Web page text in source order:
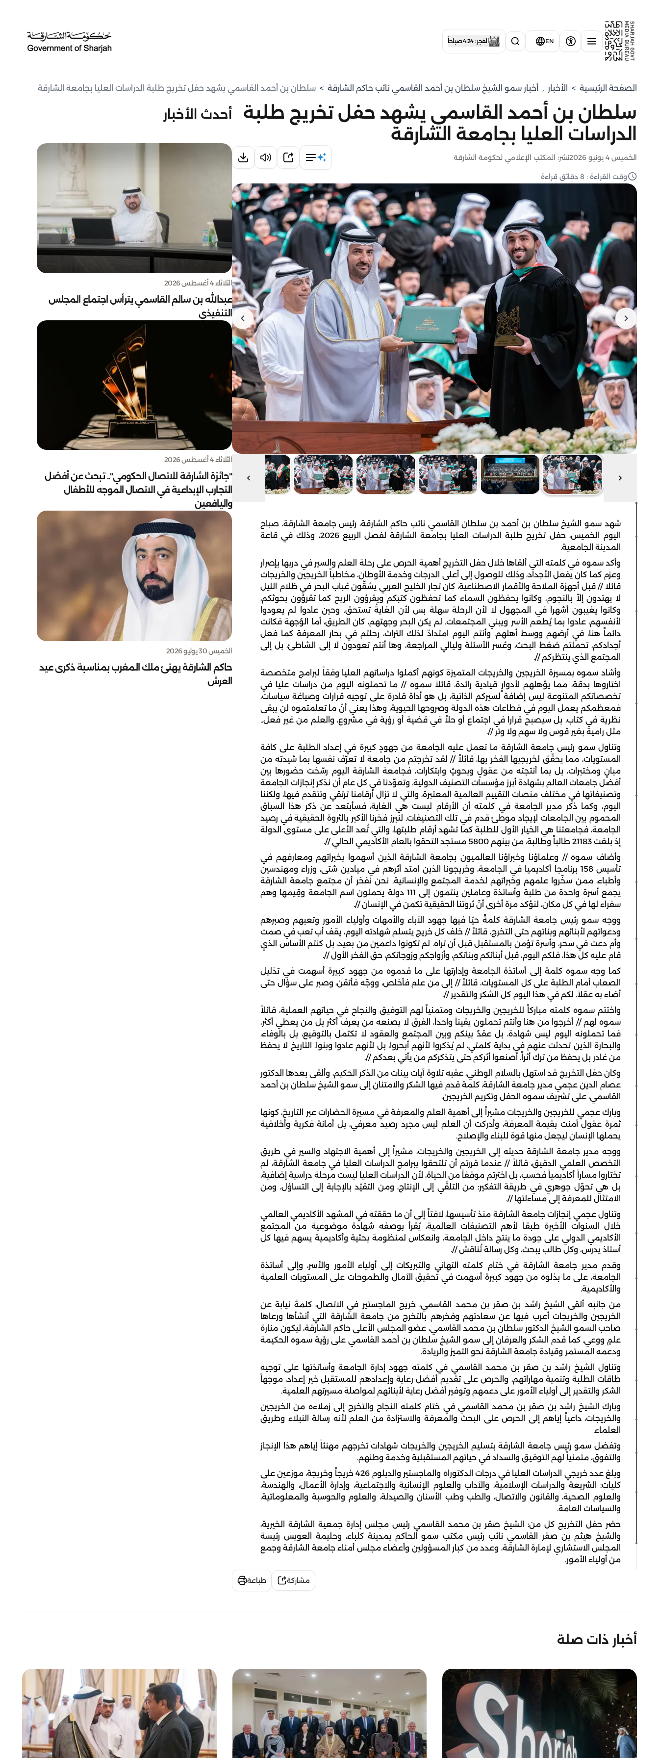
EN الفجر : 4:24 صباحاً
الصفحة الرئيسية > الأخبار , ⁠أخبار سمو الشيخ سلطان بن أحمد القاسمي نائب حاكم الشارقة > سلطان بن أحمد القاسمي يشهد حفل تخريج طلبة الدراسات العليا بجامعة الشارقة
سلطان بن أحمد القاسمي يشهد حفل تخريج طلبة
الدراسات العليا بجامعة الشارقة
الخميس 4 يونيو 2026 نشر: المكتب الإعلامي لحكومة الشارقة
وقت القراءة : 8 دقائق قراءة
شهد سمو الشيخ سلطان بن أحمد بن سلطان القاسمي نائب حاكم الشارقة، رئيس جامعة الشارقة، صباح
اليوم الخميس، حفل تخريج طلبة الدراسات العليا بجامعة الشارقة لفصل الربيع 2026، وذلك في قاعة
المدينة الجامعية.
وأكد سموه في كلمته التي ألقاها خلال حفل التخريج أهمية الحرص على رحلة العلم والسير في دربها بإصرار
وعزم كما كان يفعل الأجداد، وذلك للوصول إلى أعلى الدرجات وخدمة الأوطان، مخاطباً الخريجين والخريجات
قائلاً // قبل أجهزة الملاحة والأقمار الاصطناعية، كان تجار الخليج العربي يشقّون عُباب البحر في ظلام الليل
لا يهتدون إلاّ بالنجوم، وكانوا يحفظون السماء كما تحفظون كتبكم ويقرؤون الريح كما تقرؤون بحوثكم،
وكانوا يغيبون أشهراً في المجهول لا لأن الرحلة سهلة بس لأن الغايةُ تستحق. وحين عادوا لم يعودوا
لأنفسهم، عادوا بما يُطعم الأسر ويبني المجتمعات. لم يكن البحر وجهتهم، كان الطريق، أما الوُجهة فكانت
دائماً هنا، في أرضهم ووسط أهلهم. وأنتم اليوم امتدادٌ لذلك التراث، رحلتم في بحار المعرفة كما فعل
أجدادكم، تحملتم ضغط البحث، وعُسر الأسئلة وليالي المراجعة، وها أنتم تعودون لا إلى الشاطئ، بل إلى
المجتمع الذي ينتظركم //.
وأشاد سموه بمسيرة الخريجين والخريجات المتميزة كونهم أكملوا دراساتهم العليا وفقاً لبرامج متخصصة
اختاروها بدقة، مما يؤهلهم لأدوارٍ قيادية رائدة، قائلاً سموه // ما تحملونه اليوم من دراسات عليا في
تخصصاتكم المتنوعة ليس إضافة لسيركم الذاتية، بل هو أداة قادرة على توجيه قرارات وصياغة سياسات،
فمعظمكم يعمل اليوم في قطاعات هذه الدولة وصروحها الحيوية، وهذا يعني أنّ ما تعلمتموه لن يبقى
نظرية في كتاب، بل سيصبح قراراً في اجتماع أو حلاً في قضية أو رؤية في مشروع، والعلم من غير فعل..
مثل رامية بغير قوس ولا سهم ولا وتر //.
وتناول سمو رئيس جامعة الشارقة ما تعمل عليه الجامعة من جهودٍ كبيرة في إعداد الطلبة على كافة
المستويات، مما يحقّق لخريجيها الفخر بها، قائلاً // لقد تخرجتم من جامعة لا تعرّف نفسها بما شيدته من
مبانٍ ومختبرات، بل بما أنتجته من عقولٍ وبحوثٍ وابتكارات، فجامعة الشارقة اليوم رسّخت حضورها بين
أفضل جامعات العالم بشهادة أبرز مؤسسات التصنيف الدولية. وتعوّدنا في كل عام أن نذكر إنجازات الجامعة
وتصنيفاتها في مختلف منصات التقييم العالمية المعتبرة، والتي لا تزال أرقامنا ترتقي وتتقدم فيها، ولكننا
اليوم، وكما ذكر مدير الجامعة في كلمته أن الأرقام ليست هي الغاية، فسأبتعد عن ذكر هذا السباق
المحموم بين الجامعات لإيجاد موطئ قدم في تلك التصنيفات. لنبرز فخرنا الأكبر بالثروة الحقيقية في رصيد
الجامعة، فجامعتنا هي الخيار الأول للطلبة كما تشهد أرقام طلبتها، والتي تُعد الأعلى على مستوى الدولة
إذ بلغت 21183 طالباً وطالبة، من بينهم 5800 مستجد التحقوا بالعام الأكاديمي الحالي //.
وأضاف سموه // وعلماؤنا وخبراؤنا العالميون بجامعة الشارقة الذين أسهموا بخبراتهم ومعارفهم في
تأسيس 158 برنامجاً أكاديميا في الجامعة، وخريجونا الذين امتد أثرهم في ميادين شتى، وزراء ومهندسين
وأطباء، ممن سخّروا علمهم وخبراتهم لخدمة المجتمع والإنسانية. نحن نفخر أن مجتمع جامعة الشارقة
يجمع أسرة واحدة من طلبة وأساتذة وعاملين ينتمون إلى 111 دولة يحملون اسم الجامعة وقِيمها وهم
سفراء لها في كل مكان، لنؤكد مرة أخرى أنّ ثروتنا الحقيقية تكمن في الإنسان //.
ووجه سمو رئيس جامعة الشارقة كلمةً حيّا فيها جهود الآباء والأمهات وأولياء الأمور وتعبهم وصبرهم
ودعواتهم لأبنائهم وبناتهم حتى التخرج، قائلاً // خلف كل خريج يتسلم شهادته اليوم، يقف أب تعب في صمت
وأم دعت في سحر، وأسرة تؤمن بالمستقبل قبل أن تراه. لم تكونوا داعمين من بعيد، بل كنتم الأساس الذي
قام عليه كل هذا، فلكم اليوم، قبل أبنائكم وبناتكم، وأزواجكم وزوجاتكم، حق الفخر الأول //.
كما وجه سموه كلمة إلى أساتذة الجامعة وإدارتها على ما قدموه من جهود كبيرة أسهمت في تذليل
الصعاب أمام الطلبة على كل المستويات، قائلاً // إلى من علم فأخلص، ووجّه فأتقن، وصبر على سؤال حتى
أضاء به عقلاً. لكم في هذا اليوم كل الشكر والتقدير //.
واختتم سموه كلمته مباركاً للخريجين والخريجات ومتمنياً لهم التوفيق والنجاح في حياتهم العملية، قائلاً
سموه لهم // أخرجوا من هنا وأنتم تحملون يقيناً واحداً، الفرق لا يصنعه من يعرف أكثر بل من يعطي أكثر،
فما تحملونه اليوم ليس شهادة، بل عقدٌ بينكم وبين المجتمع والعقود لا تكتمل بالتوقيع، بل بالوفاء،
والبحارة الذين تحدثت عنهم في بداية كلمتي، لم يُذكروا لأنهم أبحروا، بل لأنهم عادوا وبنوا. التاريخ لا يحفظ
من غادر بل يحفظ من ترك أثراً. أصنعوا أثركم حتى يتذكركم من يأتي بعدكم //.
وكان حفل التخريج قد استهل بالسلام الوطني، عقبه تلاوة آيات بينات من الذكر الحكيم، وألقى بعدها الدكتور
عصام الدين عجمي مدير جامعة الشارقة، كلمة قدم فيها الشكر والامتنان إلى سمو الشيخ سلطان بن أحمد
القاسمي، على تشريف سموه الحفل وتكريم الخريجين.
وبارك عجمي للخريجين والخريجات مشيراً إلى أهمية العلم والمعرفة في مسيرة الحضارات عبر التاريخ، كونها
ثمرة عقول آمنت بقيمة المعرفة، وأدركت أن العلم ليس مجرد رصيد معرفي، بل أمانة فكرية وأخلاقية
يحملها الإنسان ليجعل منها قوة للبناء والإصلاح.
ووجه مدير جامعة الشارقة حديثه إلى الخريجين والخريجات، مشيراً إلى أهمية الاجتهاد والسير في طريق
التخصص العلمي الدقيق، قائلاً // عندما قررتم أن تلتحقوا ببرامج الدراسات العليا في جامعة الشارقة، لم
تختاروا مساراً أكاديمياً فحسب، بل اخترتم موقفاً من الحياة، لأن الدراسات العليا ليست مرحلة دراسية إضافية،
بل هي تحوّل جوهري في طريقة التفكير: من التلقّي إلى الإنتاج، ومن التقيّد بالإجابة إلى التساؤل، ومن
الامتثال للمعرفة إلى مساءلتها //.
وتناول عجمي إنجازات جامعة الشارقة منذ تأسيسها، لافتاً إلى أن ما حققته في المشهد الأكاديمي العالمي
خلال السنوات الأخيرة طبقا لأهم التصنيفات العالمية، يُقرأ بوصفه شهادة موضوعية من المجتمع
الأكاديمي الدولي على جودة ما ينتج داخل الجامعة، وانعكاس لمنظومة بحثية وأكاديمية يسهم فيها كل
أستاذ يدرس، وكل طالب يبحث، وكل رسالة تُناقش //.
وقدم مدير جامعة الشارقة في ختام كلمته التهاني والتبريكات إلى أولياء الأمور والأسر، وإلى أساتذة
الجامعة، على ما بذلوه من جهود كبيرة أسهمت في تحقيق الآمال والطموحات على المستويات العلمية
والأكاديمية.
من جانبه ألقى الشيخ راشد بن صقر بن محمد القاسمي، خريج الماجستير في الاتصال، كلمةً نيابة عن
الخريجين والخريجات أعرب فيها عن سعادتهم وفخرهم بالتخرج من جامعة الشارقة التي أنشأها ورعاها
صاحب السمو الشيخ الدكتور سلطان بن محمد القاسمي، عضو المجلس الأعلى حاكم الشارقة، ليكون منارة
علمٍ ووعي. كما قدم الشكر والعرفان إلى سمو الشيخ سلطان بن أحمد القاسمي على رؤية سموه الحكيمة
ودعمه المستمر وقيادة جامعة الشارقة نحو التميز والريادة.
وتناول الشيخ راشد بن صقر بن محمد القاسمي في كلمته جهود إدارة الجامعة وأساتذتها على توجيه
طاقات الطلبة وتنمية مهاراتهم، والحرص على تقديم أفضل رعاية وإعدادهم للمستقبل خير إعداد، موجهاً
الشكر والتقدير إلى أولياء الأمور على دعمهم وتوفير أفضل رعاية لأبنائهم لمواصلة مسيرتهم العلمية.
وبارك الشيخ راشد بن صقر بن محمد القاسمي في ختام كلمته النجاح والتخرج إلى زملاءه من الخريجين
والخريجات، داعياً إياهم إلى الحرص على البحث والمعرفة والاستزادة من العلم لأنه رسالة النبلاء وطريق
العلماء.
وتفضل سمو رئيس جامعة الشارقة بتسليم الخريجين والخريجات شهادات تخرجهم مهنئاً إياهم هذا الإنجاز
والتفوق، متمنياً لهم التوفيق والسداد في حياتهم المستقبلية وخدمة وطنهم.
وبلغ عدد خريجي الدراسات العليا في درجات الدكتوراه والماجستير والدبلوم 426 خريجاً وخريجة، موزعين على
كليات: الشريعة والدراسات الإسلامية، والآداب والعلوم الإنسانية والاجتماعية، وإدارة الأعمال، والهندسة،
والعلوم الصحية، والقانون والاتصال، والطب وطب الأسنان والصيدلة، والعلوم والحوسبة والمعلوماتية،
والسياسات العامة.
حضر حفل التخريج كل من: الشيخ صقر بن محمد القاسمي رئيس مجلس إدارة جمعية الشارقة الخيرية،
والشيخ هيثم بن صقر القاسمي نائب رئيس مكتب سمو الحاكم بمدينة كلباء، وحليمة العويس رئيسة
المجلس الاستشاري لإمارة الشارقة، وعدد من كبار المسؤولين وأعضاء مجلس أمناء جامعة الشارقة وجمع
من أولياء الأمور.
مشاركة طباعة
أحدث الأخبار
الثلاثاء 4 أغسطس 2026
عبدالله بن سالم القاسمي يترأس اجتماع المجلس
التنفيذي
الثلاثاء 4 أغسطس 2026
"جائزة الشارقة للاتصال الحكومي".. تبحث عن أفضل
التجارب الإبداعية في الاتصال الموجه للأطفال
واليافعين
الخميس 30 يوليو 2026
حاكم الشارقة يهنئ ملك المغرب بمناسبة ذكرى عيد
العرش
أخبار ذات صلة